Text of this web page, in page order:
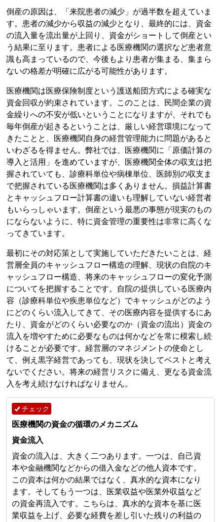
倒産の原因は、「来院患者の減少」が過半数を超えていま
す。患者の減少から収益の減少となり、最終的には、資金
の流入量を流出量が上回り、資金がショートして倒産とい
う結果に至ります。患者による医療機関の選択など患者意
識も高まっているので、今後もより患者が集まる、集まら
ないの格差が明確に広がる可能性があります。
医療機関は医療保険制度という護送船団方式による確実な
資金回収が約束されています。このことは、民間企業の資
金繰りへの不安が低いということになりますが、それでも
毎年倒産が起きるということは、厳しい経営環境になって
きたことと、医療機関自身の経営管理能力に問題があると
いわざるを得ません。弊社では、医療機関に「原価計算の
導入と活用」を進めていますが、医療機関全体の収支は把
握されていても、診療科単位や病棟単位、医師別の収支ま
で把握されている医療機関は多くありません。損益計算書
とキャッシュフロー計算書の違いも理解していない経営者
もいらっしゃいます。倒産という最悪の事態が現実のもの
にならないように、特に資金管理の重要性は非常に高くな
ってきています。
最初にその対応策として実施していただきたいことは、経
営層全員のキャッシュフロー構造の理解、現状の自院のキ
ャッシュフロー構造、将来のキャッシュフローの変化予測
についてを把握することです。自院の提供している医療内
容（診療科単位や疾患単位など）でキャッシュがどのよう
にどのくらい流入してきて、その医療内容を提供するにあ
たり、資金がどのくらい必要なのか（資金の流出）資金の
流入を増やすために必要なものは何かなどを常に模索し続
けることが必要です。経営層のマネジメントの使命とし
て、例え黒字経営であっても、現状を決してベストと考え
ないでください。将来の経営リスクに備え、更なる資金流
入を考え続けなければなりません。
チェック
医療機関の資金の循環のメカニズム
資金流入
資金の流入は、大きく二つあります。一つは、自己資
本や金融機関などからの借入金などの他人資本です。
この資本は何かの結果ではなく、真水的な資本になり
ます。そしてもう一つは、医業収益や医業外収益など
の資金再流入です。こちらは、真水的な資本を基に医
業収益を上げ、必要な経費を差し引いた残りの利益の